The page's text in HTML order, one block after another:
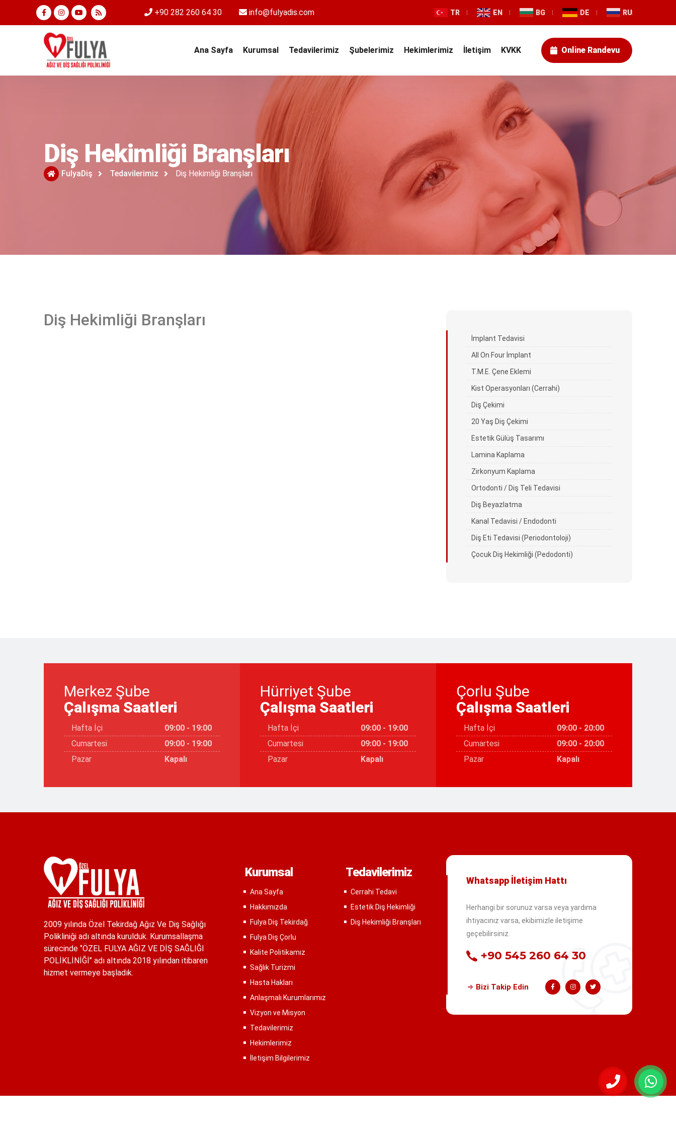
+90 282 260 64 30 info@fulyadis.com TR EN BG DE RU
Ana Sayfa Kurumsal Tedavilerimiz Şubelerimiz Hekimlerimiz İletişim KVKK Online Randevu
Diş Hekimliği Branşları
FulyaDiş Tedavilerimiz Diş Hekimliği Branşları
Diş Hekimliği Branşları
İmplant Tedavisi
All On Four İmplant
T.M.E. Çene Eklemi
Kist Operasyonları (Cerrahi)
Diş Çekimi
20 Yaş Diş Çekimi
Estetik Gülüş Tasarımı
Lamina Kaplama
Zirkonyum Kaplama
Ortodonti / Diş Teli Tedavisi
Diş Beyazlatma
Kanal Tedavisi / Endodonti
Diş Eti Tedavisi (Periodontoloji)
Çocuk Diş Hekimliği (Pedodonti)
Merkez Şube
Çalışma Saatleri
Hafta İçi
09:00 - 19:00
Cumartesi
09:00 - 19:00
Pazar
Kapalı
Hürriyet Şube
Çalışma Saatleri
Hafta İçi
09:00 - 19:00
Cumartesi
09:00 - 19:00
Pazar
Kapalı
Çorlu Şube
Çalışma Saatleri
Hafta İçi
09:00 - 20:00
Cumartesi
09:00 - 20:00
Pazar
Kapalı
2009 yılında Özel Tekirdağ Ağız Ve Diş Sağlığı
Polikliniği adı altında kurulduk. Kurumsallaşma
sürecinde ‘’ÖZEL FULYA AĞIZ VE DİŞ SAĞLIĞI
POLİKLİNİĞİ’’ adı altında 2018 yılından itibaren
hizmet vermeye başladık.
Kurumsal
Ana Sayfa
Hakkımızda
Fulya Diş Tekirdağ
Fulya Diş Çorlu
Kalite Politikamız
Sağlık Turizmi
Hasta Hakları
Anlaşmalı Kurumlarımız
Vizyon ve Misyon
Tedavilerimiz
Hekimlerimiz
İletişim Bilgilerimiz
Tedavilerimiz
Cerrahi Tedavi
Estetik Diş Hekimliği
Diş Hekimliği Branşları
Whatsapp İletişim Hattı
Herhangi bir sorunuz varsa veya yardıma
ihtiyacınız varsa, ekibimizle iletişime
geçebilirsiniz.
+90 545 260 64 30
Bizi Takip Edin